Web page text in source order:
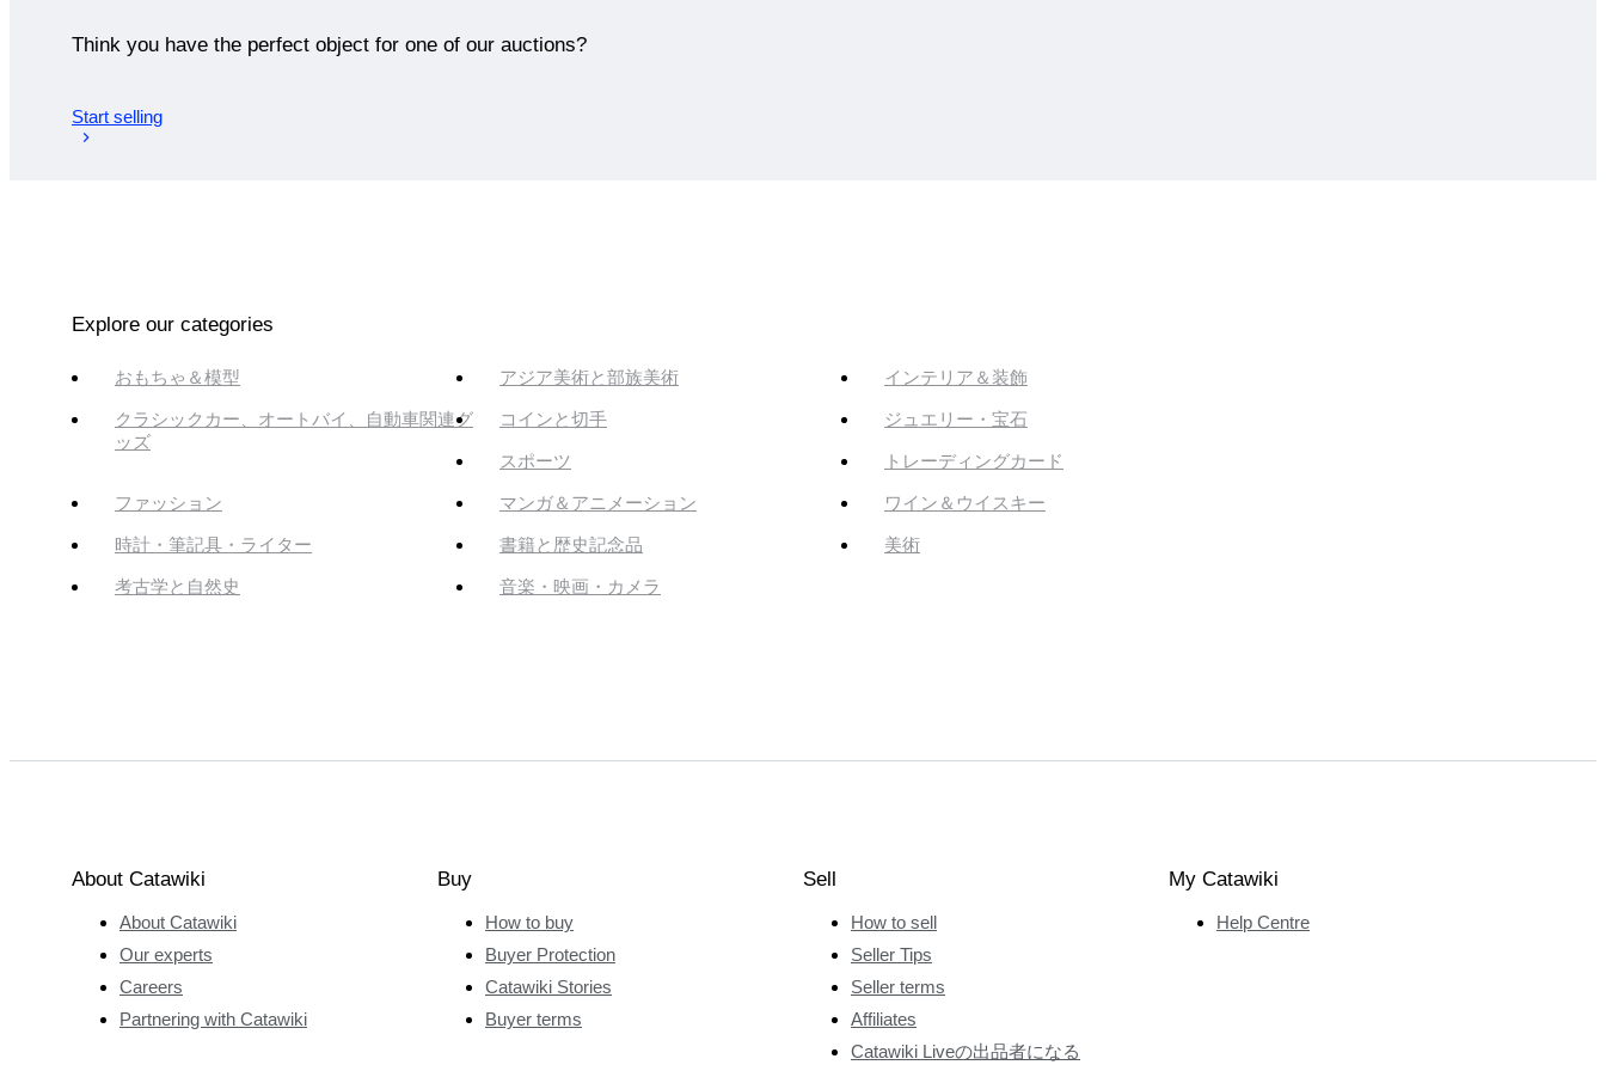
Think you have the perfect object for one of our auctions?
Start selling
Explore our categories
おもちゃ＆模型 アジア美術と部族美術 インテリア＆装飾
クラシックカー、オートバイ、自動車関連グ
ッズ
コインと切手 ジュエリー・宝石
スポーツ トレーディングカード
ファッション マンガ＆アニメーション ワイン＆ウイスキー
時計・筆記具・ライター 書籍と歴史記念品 美術
考古学と自然史 音楽・映画・カメラ
About Catawiki
About Catawiki
Our experts
Careers
Partnering with Catawiki
Buy
How to buy
Buyer Protection
Catawiki Stories
Buyer terms
Sell
How to sell
Seller Tips
Seller terms
Affiliates
Catawiki Liveの出品者になる
My Catawiki
Help Centre